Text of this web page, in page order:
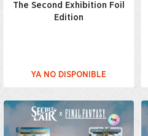
The Second Exhibition Foil
Edition
YA NO DISPONIBLE